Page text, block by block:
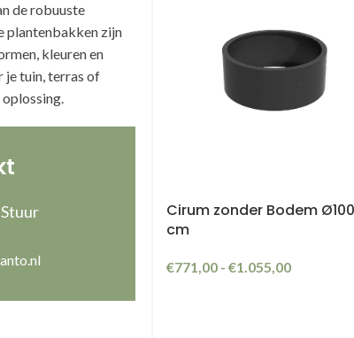
de robuuste
plantenbakken zijn
kleuren en
je tuin, terras of
Cirum zonder Bodem
cm
€771,00 - €1.055,00